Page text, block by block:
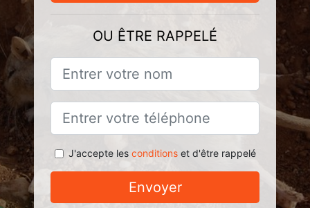
OU ÊTRE RAPPELÉ
J'accepte les conditionset d'être rappelé
Envoyer